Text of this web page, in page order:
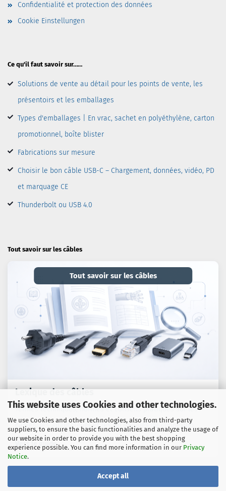
This website uses Cookies and other technologies.
We use Cookies and other technologies, also from third-party
suppliers, to ensure the basic functionalities and analyze the usage of
our website in order to provide you with the best shopping
experience possible. You can find more information in our Privacy
Notice.
Accept all
Confidentialité et protection des données
Cookie Einstellungen
Ce qu'il faut savoir sur……
Solutions de vente au détail pour les points de vente, les
présentoirs et les emballages
Types d'emballages | En vrac, sachet en polyéthylène, carton
promotionnel, boîte blister
Fabrications sur mesure
Choisir le bon câble USB-C – Chargement, données, vidéo, PD
et marquage CE
Thunderbolt ou USB 4.0
Tout savoir sur les câbles
Tout savoir sur les câbles
Lexique des câbles
Termes techniques, normes et conseils pratiques sur les
câbles, les adaptateurs et les techniques de connexion.
Vers le guide